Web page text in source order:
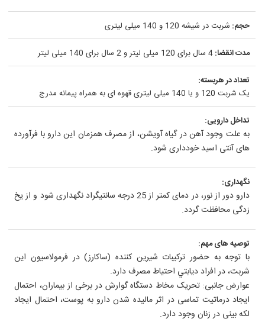
حجم: شربت در شیشه 120 و 140 میلی لیتری
مدت انقضا:4 سال برای 120 میلی لیتر و 2 سال برای 140 میلی لیتر
تعداد در هربسته:
یک شربت 120 و یا 140 میلی لیتری قهوه ای به همراه پیمانه مدرج
تداخل دارویی:
به علت وجود آهن در گیاه آویشن، از مصرف همزمان این دارو با فرآورده
های آنتی اسید خودداری شود.
نگهداری:
دارو دور از نور، در دمای کمتر از 25 درجه سانتیگراد نگهداری شود و از یخ
زدگی محافظت گردد.
توصیه های مهم:
با توجه به حضور تركيبات شيرين كننده (ساکارز) در فرمولاسيون اين
شربت، در افراد ديابتي احتياط مصرف دارد.
عوارض جانبی: تحریک مخاط دستگاه گوارش در برخی از بیماران، احتمال
ایجاد درماتیت تماسی در اثر مالیده شدن دارو به پوست، احتمال ایجاد
لکه بینی در زنان وجود دارد.